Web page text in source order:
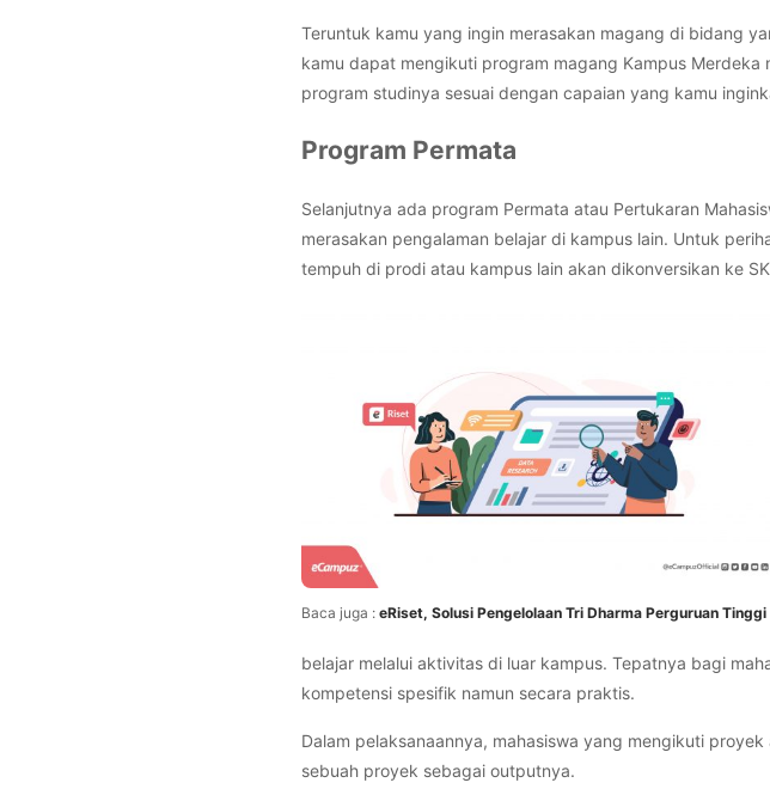
Teruntuk kamu yang ingin merasakan magang di bidang
kamu dapat mengikuti program magang Kampus
program studinya sesuai dengan capaian yang kamu
Program Permata
Selanjutnya ada program Permata atau Pertukaran
merasakan pengalaman belajar di kampus lain. Untuk
tempuh di prodi atau kampus lain akan dikonversikan ke
Baca juga : eRiset, Solusi Pengelolaan Tri Dharma Perguruan Tinggi
belajar melalui aktivitas di luar kampus. Tepatnya bagi
kompetensi spesifik namun secara praktis.
Dalam pelaksanaannya, mahasiswa yang mengikuti
sebuah proyek sebagai outputnya.